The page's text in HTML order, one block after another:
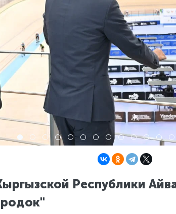
Республики